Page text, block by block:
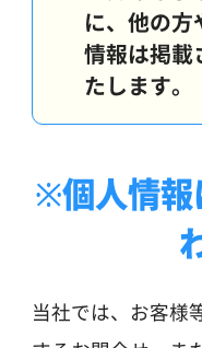
に、他の
情報は掲載
たします。
※個人情報
当社では、お客様